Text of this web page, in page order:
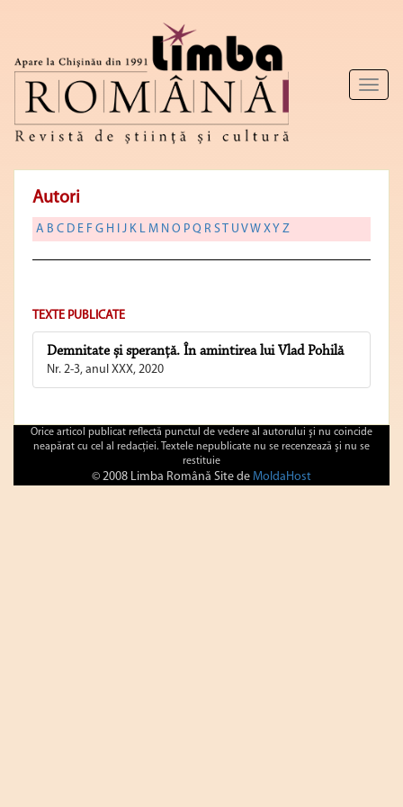
Toggle
Autori
A B C D E F G H I J K L M N O P Q R S T U VW X Y Z
TEXTE PUBLICATE
Demnitate și speranță. În amintirea lui Vlad Pohilă
Nr. 2-3, anul XXX, 2020
Orice articol publicat reflectă punctul de vedere al autorului şi nu coincide
neapărat cu cel al redacţiei. Textele nepublicate nu se recenzează şi nu se
restituie
© 2008 Limba Română Site de MoldaHost